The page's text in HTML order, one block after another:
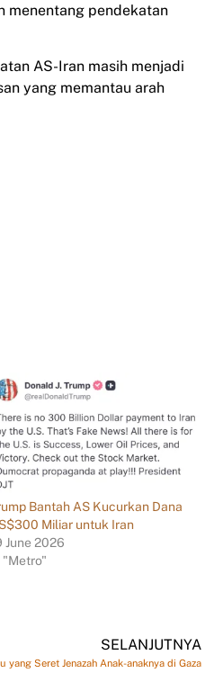
menentang pendekatan
AS-Iran masih menjadi
yang memantau arah
Bantah AS Kucurkan Dana
Miliar untuk Iran
June 2026
"Metro"
SELANJUTNYA
Seret Jenazah Anak-anaknya di Gaza